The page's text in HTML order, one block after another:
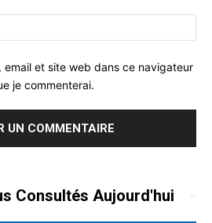
email et site web dans ce navigateur
je commenterai.
Consultés Aujourd'hui